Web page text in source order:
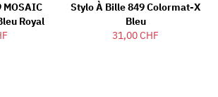
Royal
Stylo À Bille 849 Colormat-X
Bleu
31,00 CHF